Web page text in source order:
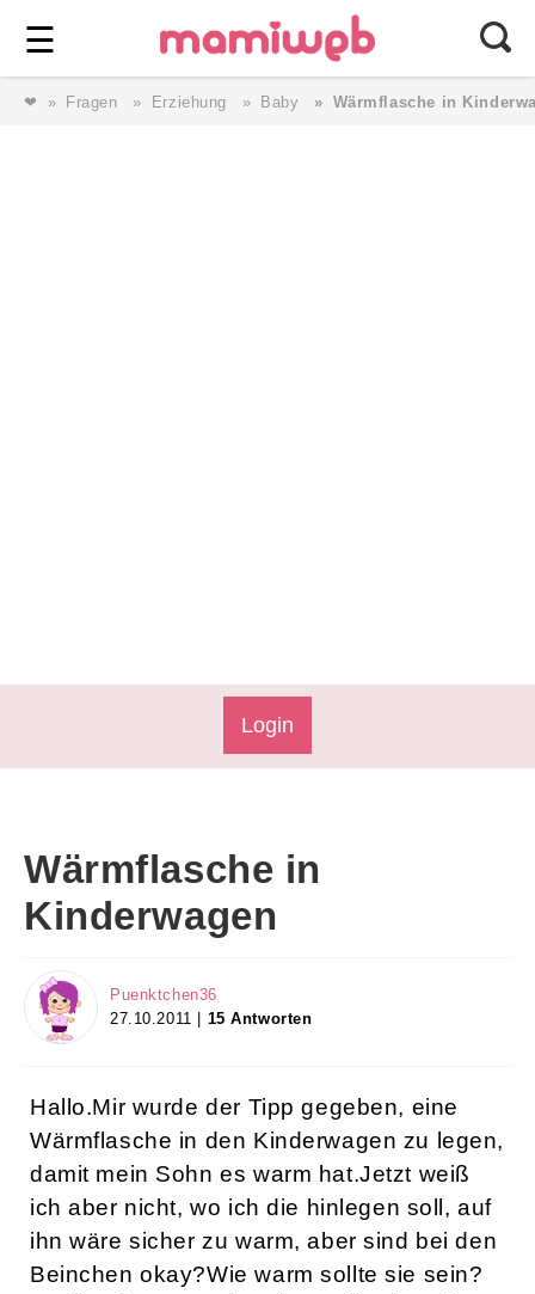
☰ ⎯ Wir lieben Familie ⎯
❤ Fragen Erziehung Baby Wärmflasche in
Login
Wärmflasche in
Kinderwagen
Puenktchen36
27.10.2011 | 15 Antworten
Hallo.Mir wurde der Tipp gegeben, eine
Wärmflasche in den Kinderwagen zu legen,
damit mein Sohn es warm hat.Jetzt weiß
ich aber nicht, wo ich die hinlegen soll, auf
ihn wäre sicher zu warm, aber sind bei den
Beinchen okay?Wie warm sollte sie sein?